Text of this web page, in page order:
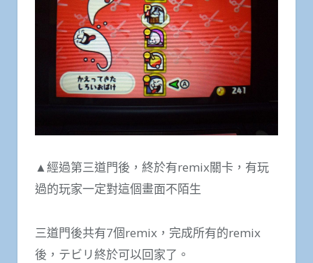
▲經過第三道門後，終於有remix關卡，有玩
過的玩家一定對這個畫面不陌生
三道門後共有7個remix，完成所有的remix
後，テビリ終於可以回家了。